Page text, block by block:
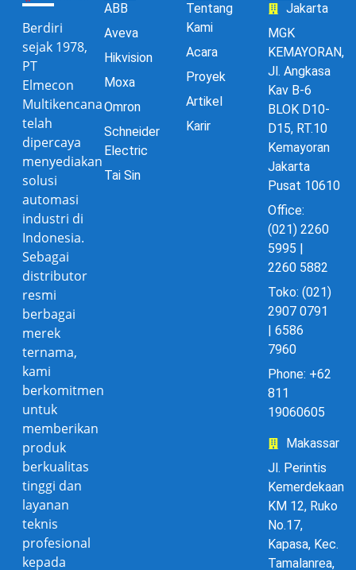
Berdiri
sejak 1978,
PT
Elmecon
Multikencana
telah
dipercaya
menyediakan
solusi
automasi
industri di
Indonesia.
Sebagai
distributor
resmi
berbagai
merek
ternama,
kami
berkomitmen
untuk
memberikan
produk
berkualitas
tinggi dan
layanan
teknis
profesional
kepada
ABB
Aveva
Hikvision
Moxa
Omron
Schneider
Electric
Tai Sin
Tentang
Kami
Acara
Proyek
Artikel
Karir
Jakarta
MGK
KEMAYORAN,
Jl. Angkasa
Kav B-6
BLOK D10-
D15, RT.10
Kemayoran
Jakarta
Pusat 10610
Office:
(021) 2260
5995 |
2260 5882
Toko: (021)
2907 0791
| 6586
7960
Phone: +62
811
19060605
Makassar
Jl. Perintis
Kemerdekaan
KM 12, Ruko
No.17,
Kapasa, Kec.
Tamalanrea,